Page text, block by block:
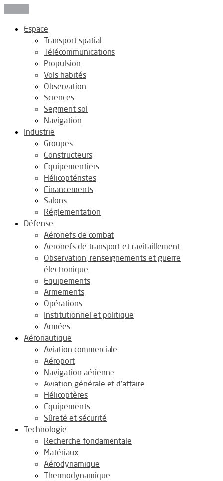
Espace
Transport spatial
Télécommunications
Propulsion
Vols habités
Observation
Sciences
Segment sol
Navigation
Industrie
Groupes
Constructeurs
Equipementiers
Hélicoptéristes
Financements
Salons
Réglementation
Défense
Aéronefs de combat
Aeronefs de transport et ravitaillement
Observation, renseignements et guerre
électronique
Equipements
Armements
Opérations
Institutionnel et politique
Armées
Aéronautique
Aviation commerciale
Aéroport
Navigation aérienne
Aviation générale et d’affaire
Hélicoptères
Equipements
Sûreté et sécurité
Technologie
Recherche fondamentale
Matériaux
Aérodynamique
Thermodynamique